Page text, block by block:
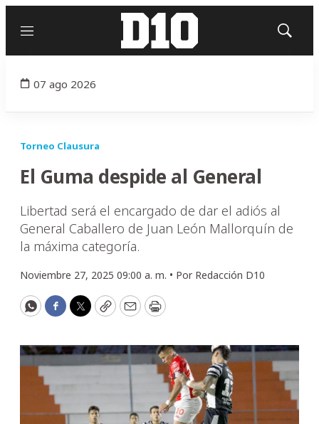
Menú
Mostrar
07 ago 2026
Torneo Clausura
El Guma despide al General
Libertad será el encargado de dar el adiós al
General Caballero de Juan León Mallorquín de
la máxima categoría.
Noviembre 27, 2025 09:00 a. m. • Por Redacción D10
WhatsApp
Facebook
Twitter
CopyEmailPrint